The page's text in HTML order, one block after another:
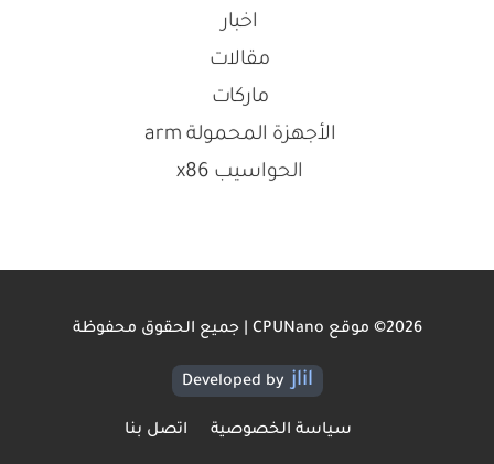
اخبار
مقالات
ماركات
الأجهزة المحمولة arm
الحواسيب x86
2026© موقع CPUNano | جميع الحقوق محفوظة
Developed by jlil
سياسة الخصوصية اتصل بنا